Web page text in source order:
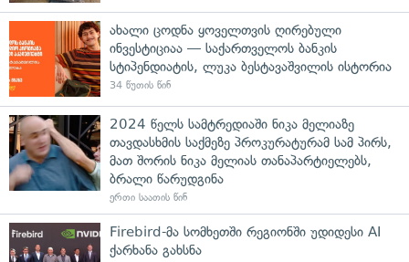
ახალი ცოდნა ყოველთვის ღირებული
ინვესტიციაა — საქართველოს ბანკის
სტიპენდიატის, ლუკა ბესტავაშვილის ისტორია
34 წუთის წინ
2024 წელს სამტრედიაში ნიკა მელიაზე
თავდასხმის საქმეზე პროკურატურამ სამ პირს,
მათ შორის ნიკა მელიას თანაპარტიელებს,
ბრალი წარუდგინა
ერთი საათის წინ
Firebird-მა სომხეთში რეგიონში უდიდესი AI
ქარხანა გახსნა